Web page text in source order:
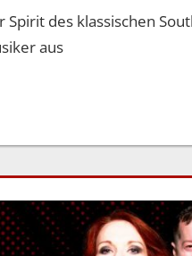
des klassischen
aus